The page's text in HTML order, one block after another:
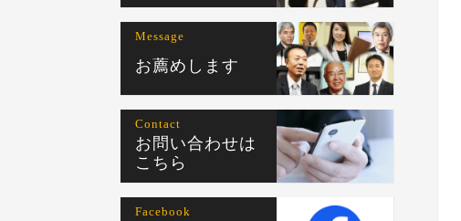
Message
お薦めします
Contact
お問い合わせは
こちら
Facebook